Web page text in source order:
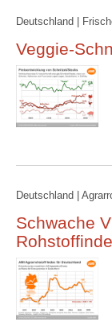
Deutschland |
Veggie-
Deutschland |
Schwache